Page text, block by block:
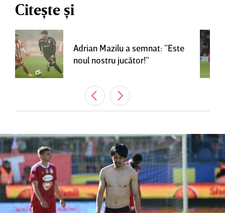
Citește și
Adrian Mazilu a semnat: ”Este
noul nostru jucător!”